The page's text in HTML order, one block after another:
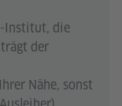
Institut, die
der
Nähe, sonst